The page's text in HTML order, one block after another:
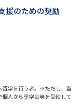
援のための奨励
留学を行う者。※ただし、当
人から奨学金等を受給して